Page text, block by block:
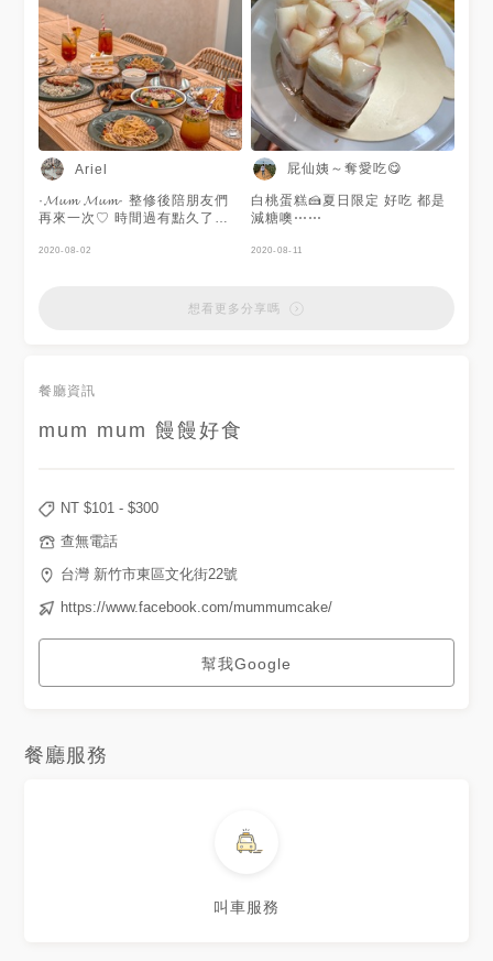
Ariel
·𝓜𝓾𝓶 𝓜𝓾𝓶· 整修後陪朋友們
再來一次♡ 時間過有點久了😂
吃❛‿˂̵✧ 𝟸𝟶𝟸𝟶·𝟶𝟼·𝟸𝟾
市東區文化街22號2樓 ⏰
2020-08-02
屁仙姨～奪愛吃😋
白桃蛋糕🍰夏日限定 好吃 都是
減糖噢⋯⋯
2020-08-11
想看更多分享嗎
餐廳資訊
mum mum 饅饅好食
NT $101 - $300
查無電話
台灣 新竹市東區文化街22號
https://www.facebook.com/mummumcake/
幫我Google
餐廳服務
叫車服務